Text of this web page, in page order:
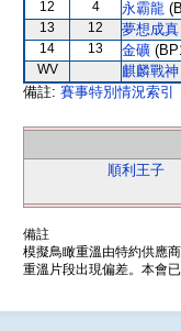
12 4 永霸龍
13 12 夢想成真
14 13 金礦
WV 麒麟戰神
備註: 賽事特別情況索引
順利王子
備註
模擬鳥瞰重溫由特約供應
重溫片段出現偏差。本會